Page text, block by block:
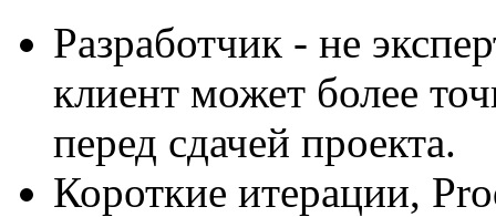
Разработчик - не
клиент может более
перед сдачей проекта.
Короткие итерации,